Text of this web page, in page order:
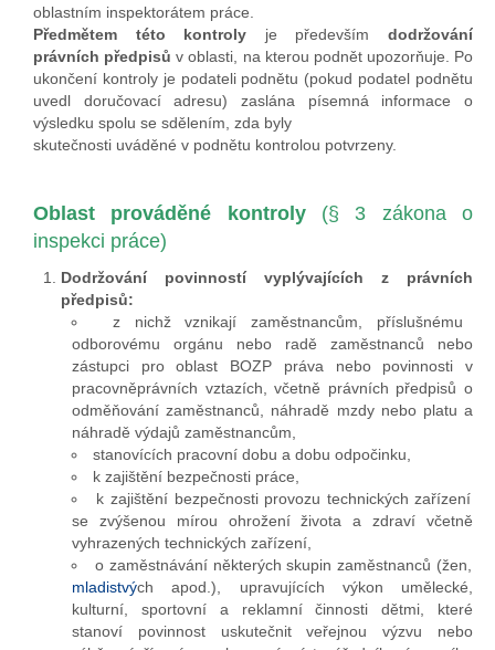
oblastním inspektorátem práce.
Předmětem této kontroly je předevšímdodržování
právních předpisů v oblasti, na kterou podnět upozorňuje. Po
ukončení kontroly je podateli podnětu (pokud podatel podnětu
uvedl doručovací adresu) zaslána písemná informace o
výsledku spolu se sdělením, zda byly
skutečnosti uváděné v podnětu kontrolou potvrzeny.
Oblast prováděné kontroly(§ 3 zákona o
inspekci práce)
Dodržování povinností vyplývajících z právních
předpisů:
z nichž vznikají zaměstnancům, příslušnému
odborovému orgánu nebo radě zaměstnanců nebo
zástupci pro oblast BOZP práva nebo povinnosti v
pracovněprávních vztazích, včetně právních předpisů o
odměňování zaměstnanců, náhradě mzdy nebo platu a
náhradě výdajů zaměstnancům,
stanovících pracovní dobu a dobu odpočinku,
k zajištění bezpečnosti práce,
k zajištění bezpečnosti provozu technických zařízení
se zvýšenou mírou ohrožení života a zdraví včetně
vyhrazených technických zařízení,
o zaměstnávání některých skupin zaměstnanců (žen,
mladistvých apod.), upravujících výkon umělecké,
kulturní, sportovní a reklamní činnosti dětmi, které
stanoví povinnost uskutečnit veřejnou výzvu nebo